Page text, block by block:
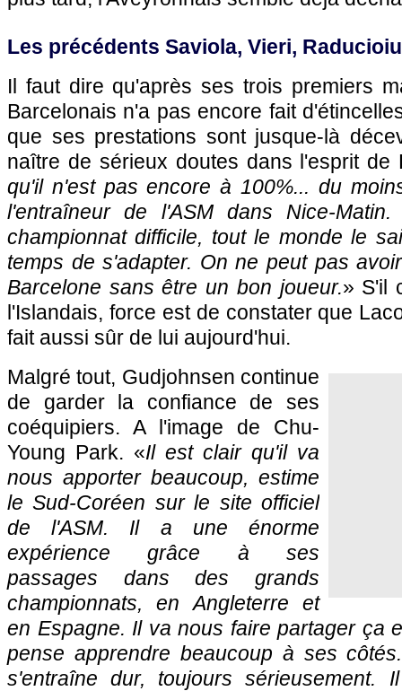
Les précédents Saviola, Vieri, Raducioiu
Il faut dire qu'après ses trois premiers
Barcelonais n'a pas encore fait
que ses prestations sont jusque-là
naître de sérieux doutes dans l'esprit de
qu'il n'est pas encore à 100%... du
l'entraîneur de l'ASMdans Nice-
championnat difficile, tout le monde le
temps de s'adapter. On ne peut pas
Barcelone sans être un bon joueur.» S'il
l'Islandais, force est de constater que
fait aussi sûr de lui aujourd'hui.
Malgré tout, Gudjohnsen continue
de garder la confiance de ses
coéquipiers. A l'image de Chu-
Young Park. «Il est clair qu'il va
nous apporter beaucoup, estime
le Sud-Coréen sur le site officiel
del'ASM. Il a une énorme
expérience grâce à ses
passages dans des grands
championnats, en Angleterre et
en Espagne. Il va nous faire partager ça
pense apprendre beaucoup à ses
s'entraîne dur, toujours sérieusement.